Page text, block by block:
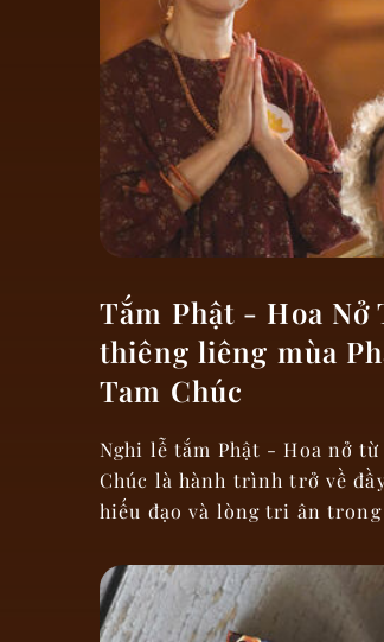
Tắm Phật - Hoa Nở
thiêng liêng mùa
Tam Chúc
Nghi lễ tắm Phật - Hoa nở
Chúc là hành trình trở về
hiếu đạo và lòng tri ân trong